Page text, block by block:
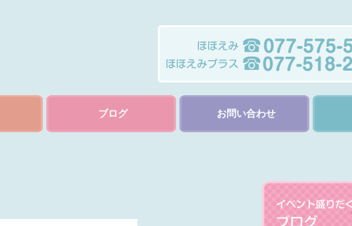
ブログ お問い合わせ